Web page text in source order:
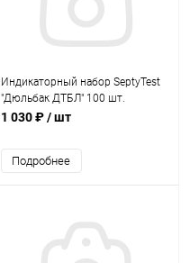
Индикаторный набор SeptyTest
"Дюльбак ДТБЛ" 100 шт.
1 030 ₽/ шт
Подробнее